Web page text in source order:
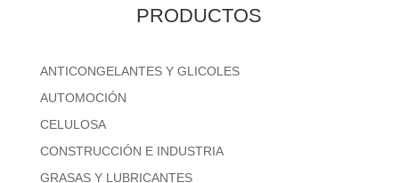
PRODUCTOS
ANTICONGELANTES Y GLICOLES
AUTOMOCIÓN
CELULOSA
CONSTRUCCIÓN E INDUSTRIA
GRASAS Y LUBRICANTES